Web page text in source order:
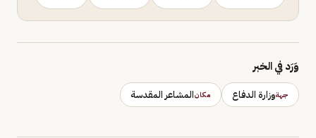
وَرَد في الخبر
جهةوزارة الدفاع مكانالمشاعر المقدسة